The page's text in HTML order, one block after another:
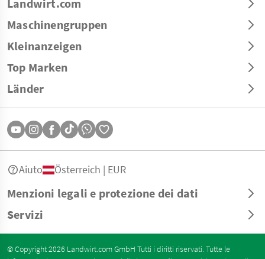
Landwirt.com
Maschinengruppen
Kleinanzeigen
Top Marken
Länder
Menzioni legali e protezione dei dati
Servizi
Aiuto Österreich | EUR
© Copyright 2026 Landwirt.com GmbH Tutti i diritti riservati. Tutte le